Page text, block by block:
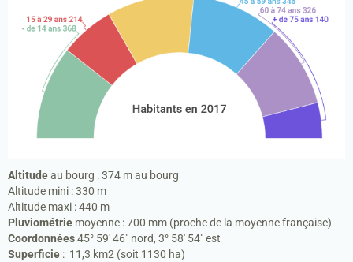
EMPLOI
Altitudeau bourg : 374 m au bourg
Altitude mini : 330 m
Altitude maxi : 440 m
Pluviométrie moyenne : 700 mm (proche de la moyenne française)
Coordonnées45° 59′ 46″ nord, 3° 58′ 54″ est
Superficie : 11,3 km2 (soit 1130 ha)